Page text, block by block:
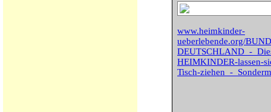
www.heimkinder-
ueberlebende.org/
DEUTSCHLAND_-
HEIMKINDER-lassen-
Tisch-ziehen_-